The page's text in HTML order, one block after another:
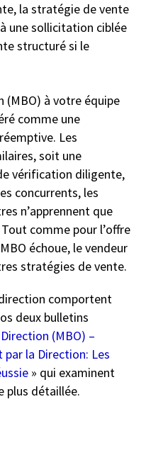
la stratégie de vente
une sollicitation ciblée
structuré si le
(MBO) à votre équipe
comme une
Les
soit une
vérification diligente,
concurrents, les
n’apprennent que
comme pour l’offre
échoue, le vendeur
stratégies de vente.
comportent
deux bulletins
(MBO) –
par la Direction: Les
» qui examinent
plus détaillée.